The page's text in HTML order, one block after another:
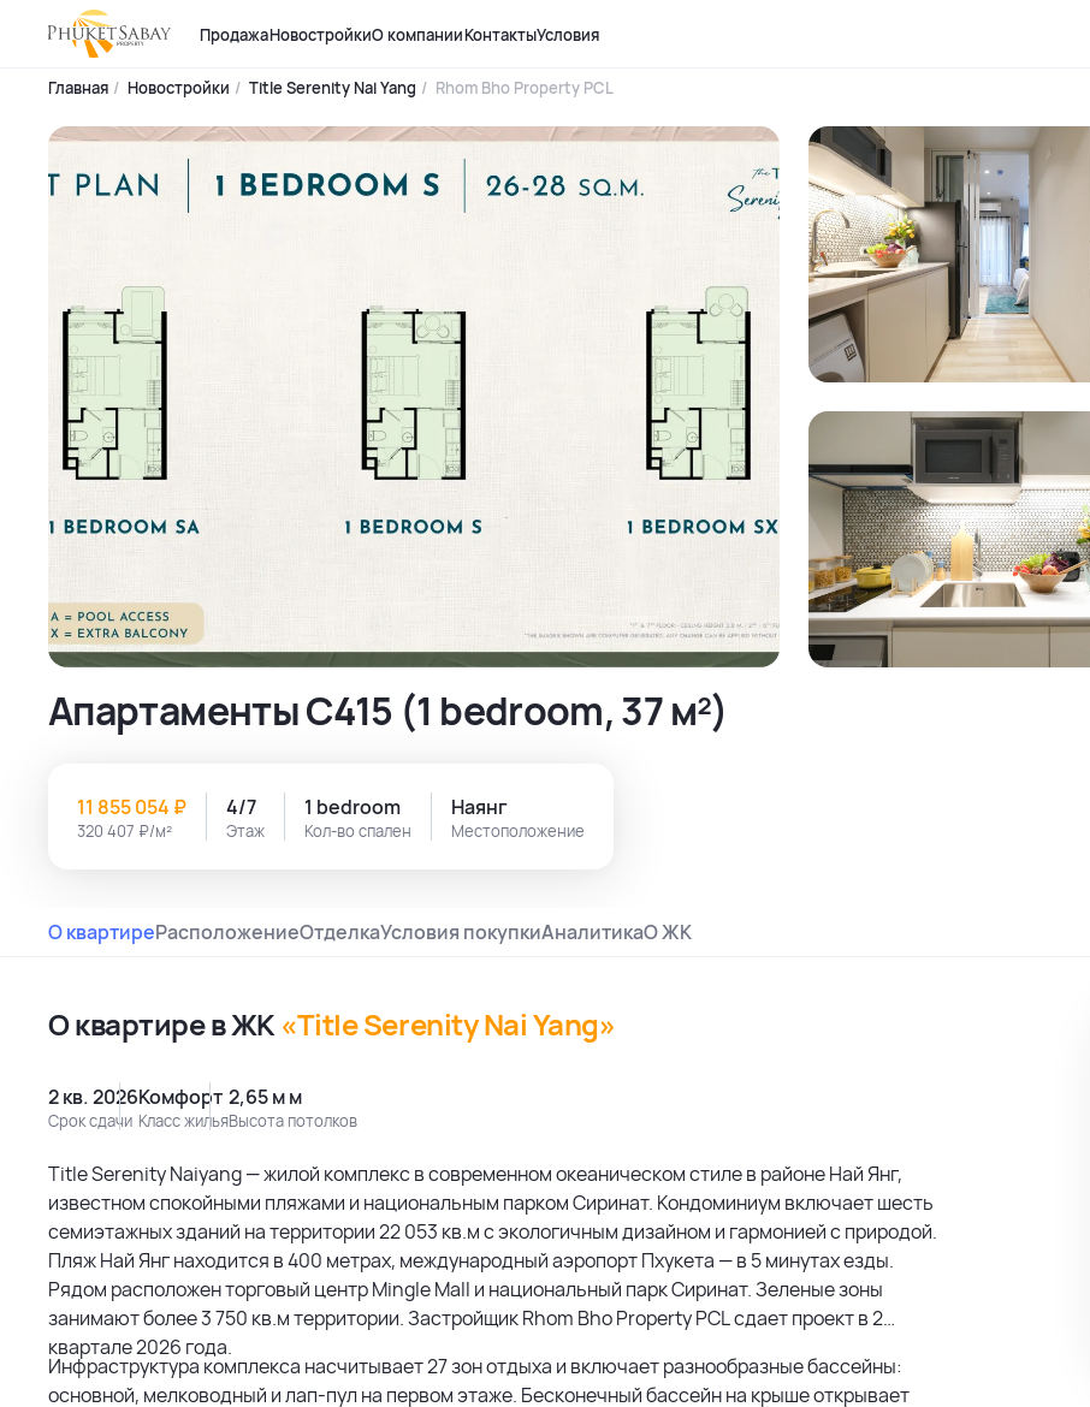
ПродажаНовостройкиО компанииКонтактыУсловия
Главная Новостройки Title Serenity Nai Yang Rhom Bho Property PCL
Апартаменты C415 (1 bedroom, 37 м²)
320 407 ₽/м²
11 855 054 ₽
Этаж
4/7
Кол-во спален
1 bedroom
Местоположение
Наянг
О квартиреРасположениеОтделкаУсловия покупкиАналитикаО ЖК
О квартире в ЖК «Title Serenity Nai Yang»
2 кв. 2026
Срок сдачи
Комфорт
Класс жилья
2,65 м м
Высота потолков
Title Serenity Naiyang — жилой комплекс в современном океаническом стиле в районе Най Янг,
известном спокойными пляжами и национальным парком Сиринат. Кондоминиум включает шесть
семиэтажных зданий на территории 22 053 кв.м с экологичным дизайном и гармонией с природой.
Пляж Най Янг находится в 400 метрах, международный аэропорт Пхукета — в 5 минутах езды.
Рядом расположен торговый центр Mingle Mall и национальный парк Сиринат. Зеленые зоны
занимают более 3 750 кв.м территории. Застройщик Rhom Bho Property PCL сдает проект в 2
квартале 2026 года.
Инфраструктура комплекса насчитывает 27 зон отдыха и включает разнообразные бассейны:
основной, мелководный и лап-пул на первом этаже. Бесконечный бассейн на крыше открывает